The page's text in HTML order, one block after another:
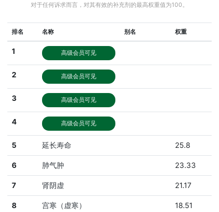
对于任何诉求而言，对其有效的补充剂的最高权重值为100。
排名 名称 别名 权重
1 高级会员可见
2 高级会员可见
3 高级会员可见
4 高级会员可见
5 延长寿命 25.8
6 肺气肿 23.33
7 肾阴虚 21.17
8 宫寒（虚寒） 18.51